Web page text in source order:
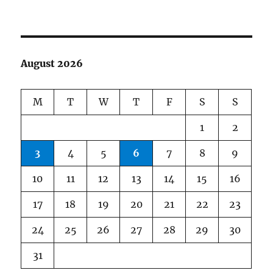
August 2026
M T W T F S S
1 2
3 4 5 6 7 8 9
10 11 12 13 14 15 16
17 18 19 20 21 22 23
24 25 26 27 28 29 30
31